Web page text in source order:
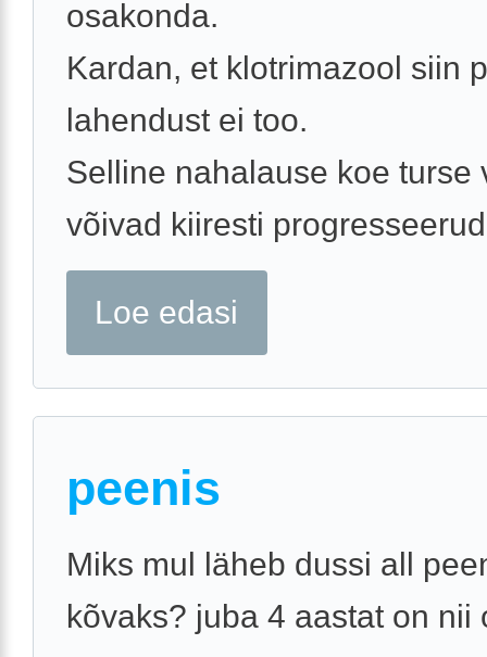
osakonda.
Kardan, et klotrimazool siin
lahendust ei too.
Selline nahalause koe turse
võivad kiiresti
Loe edasi
peenis
Miks mul läheb dussi all
kõvaks? juba 4 aastat on nii